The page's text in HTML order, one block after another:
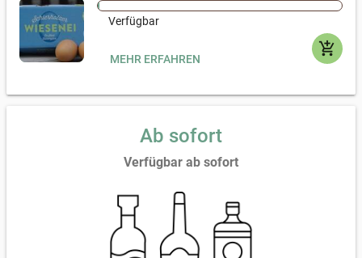
Verfügbar
add_shopping_cart
MEHR ERFAHREN
Ab sofort
Verfügbar ab sofort